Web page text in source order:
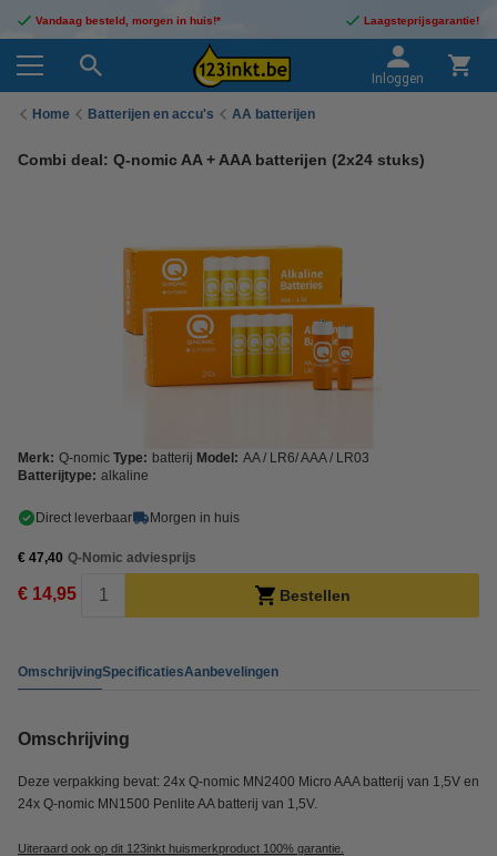
Vandaag besteld, morgen in huis!* Laagsteprijsgarantie!
Inloggen
Home Batterijen en accu's AA batterijen
Combi deal: Q-nomic AA + AAA batterijen (2x24 stuks)
Merk: Q-nomic Type: batterij Model: AA / LR6/ AAA / LR03
Batterijtype: alkaline
Direct leverbaar Morgen in huis
€ 47,40 Q-Nomic adviesprijs
€ 14,95 Bestellen
OmschrijvingSpecificatiesAanbevelingen
Omschrijving
Deze verpakking bevat: 24x Q-nomic MN2400 Micro AAA batterij van 1,5V en
24x Q-nomic MN1500 Penlite AA batterij van 1,5V.
Uiteraard ook op dit 123inkt huismerkproduct 100% garantie.